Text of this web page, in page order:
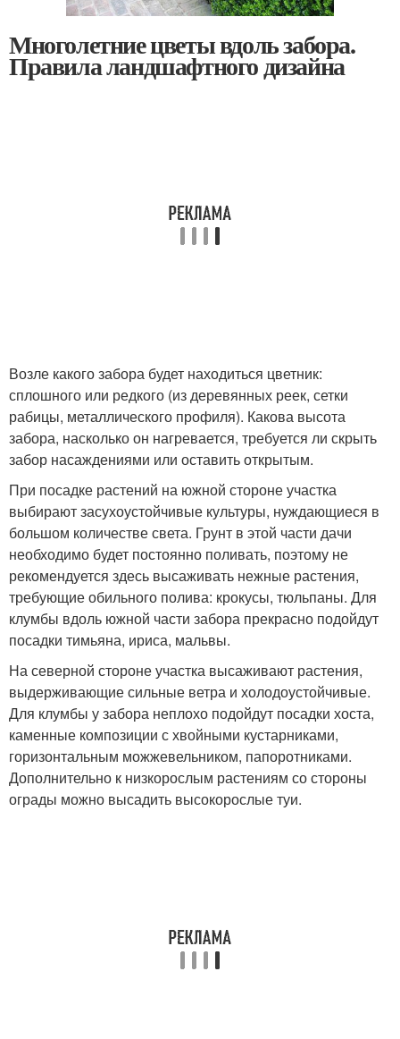
Многолетние цветы вдоль забора.
Правила ландшафтного дизайна
Возле какого забора будет находиться цветник:
сплошного или редкого (из деревянных реек, сетки
рабицы, металлического профиля). Какова высота
забора, насколько он нагревается, требуется ли скрыть
забор насаждениями или оставить открытым.
При посадке растений на южной стороне участка
выбирают засухоустойчивые культуры, нуждающиеся в
большом количестве света. Грунт в этой части дачи
необходимо будет постоянно поливать, поэтому не
рекомендуется здесь высаживать нежные растения,
требующие обильного полива: крокусы, тюльпаны. Для
клумбы вдоль южной части забора прекрасно подойдут
посадки тимьяна, ириса, мальвы.
На северной стороне участка высаживают растения,
выдерживающие сильные ветра и холодоустойчивые.
Для клумбы у забора неплохо подойдут посадки хоста,
каменные композиции с хвойными кустарниками,
горизонтальным можжевельником, папоротниками.
Дополнительно к низкорослым растениям со стороны
ограды можно высадить высокорослые туи.